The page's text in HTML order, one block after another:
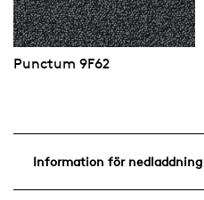
Punctum 9F62
Information för nedladdning